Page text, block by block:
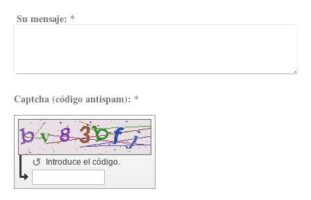
Su mensaje: *
Captcha (código antispam): *
Introduce el código.
↺